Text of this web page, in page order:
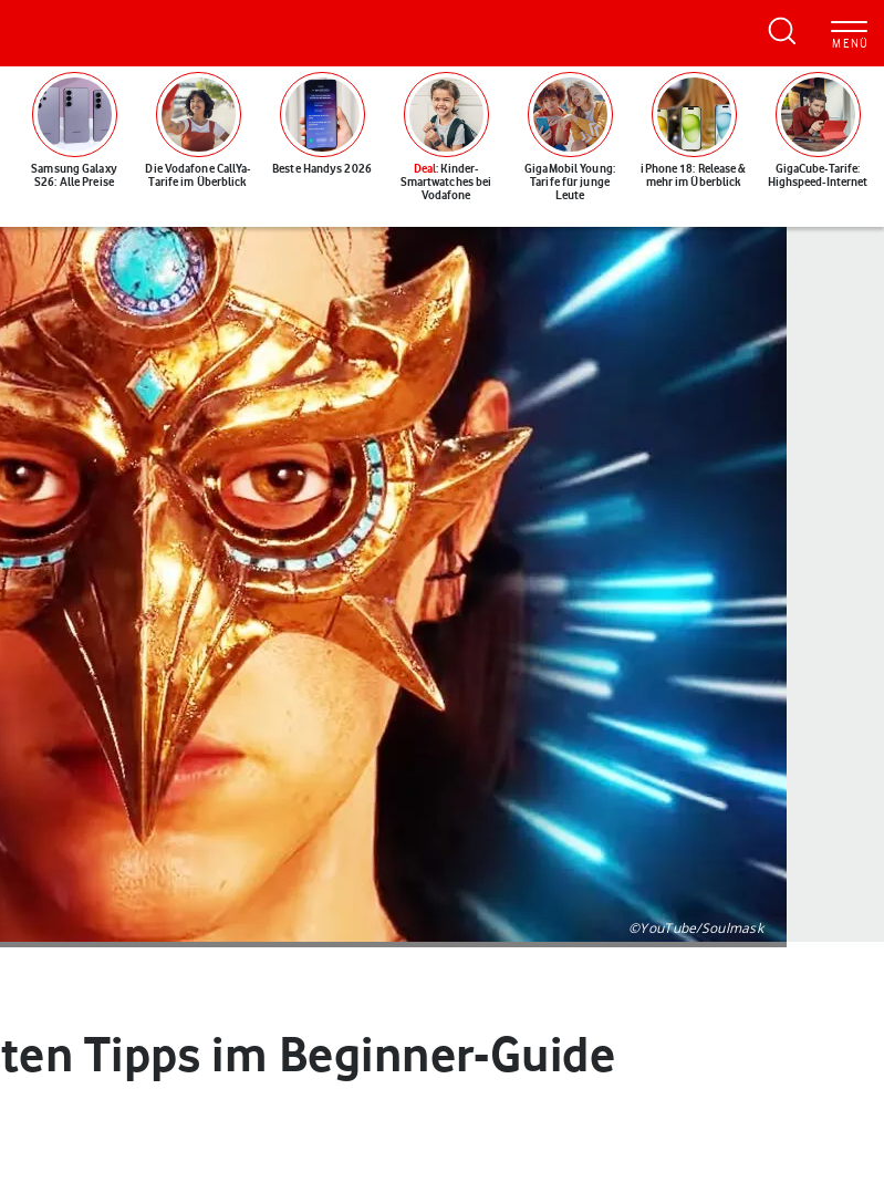
Samsung Galaxy
S26: Alle Preise
Die Vodafone CallYa-
Tarife im Überblick
Beste Handys 2026 Deal: Kinder-
Smartwatches bei
Vodafone
GigaMobil Young:
Tarife für junge
Leute
iPhone 18: Release &
mehr im Überblick
GigaCube-Tarife:
Highspeed-Internet
©YouTube/Soulmask
Tipps im Beginner-Guide